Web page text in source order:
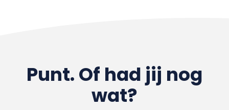
Punt. Of had jij nog
wat?